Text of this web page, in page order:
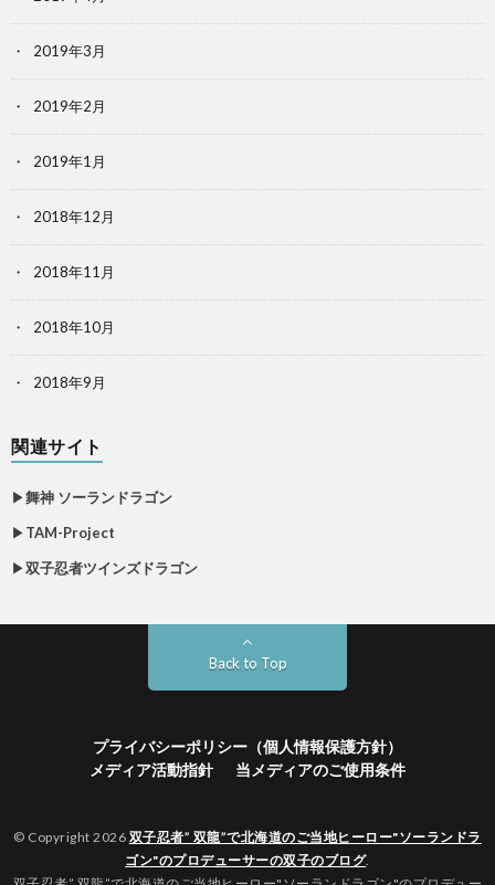
2019年3月
2019年2月
2019年1月
2018年12月
2018年11月
2018年10月
2018年9月
関連サイト
▶舞神 ソーランドラゴン
▶TAM-Project
▶双子忍者ツインズドラゴン
Back to Top
プライバシーポリシー（個人情報保護方針）
メディア活動指針
当メディアのご使用条件
© Copyright 2026 双子忍者” 双龍”で北海道のご当地ヒーロー"ソーランドラ
ゴン"のプロデューサーの双子のブログ.